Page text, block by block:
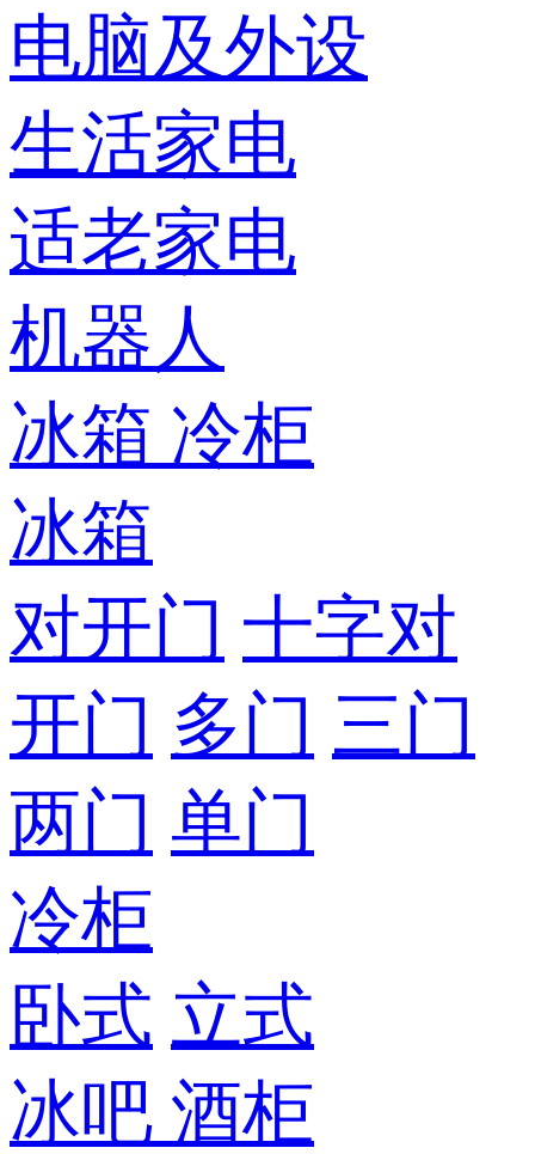
电脑及外设
生活家电
适老家电
机器人
冰箱 冷柜
冰箱
对开门 十字对
开门 多门 三门
两门 单门
冷柜
卧式 立式
冰吧 酒柜